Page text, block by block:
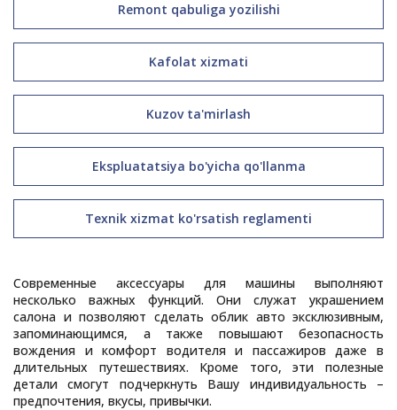
Remont qabuliga yozilishi
Kafolat xizmati
Kuzov ta'mirlash
Ekspluatatsiya bo'yicha qo'llanma
Texnik xizmat ko'rsatish reglamenti
Современные аксессуары для машины выполняют
несколько важных функций. Они служат украшением
салона и позволяют сделать облик авто эксклюзивным,
запоминающимся, а также повышают безопасность
вождения и комфорт водителя и пассажиров даже в
длительных путешествиях. Кроме того, эти полезные
детали смогут подчеркнуть Вашу индивидуальность –
предпочтения, вкусы, привычки.